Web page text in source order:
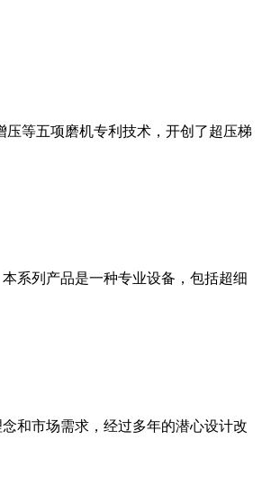
等五项磨机专利技术，开创了超压梯
系列产品是一种专业设备，包括超细
和市场需求，经过多年的潜心设计改